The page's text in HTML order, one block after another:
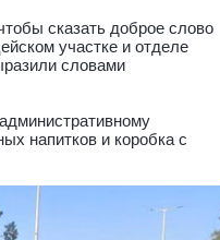
сказать доброе слово
участке и отделе
словами
напитков и коробка с